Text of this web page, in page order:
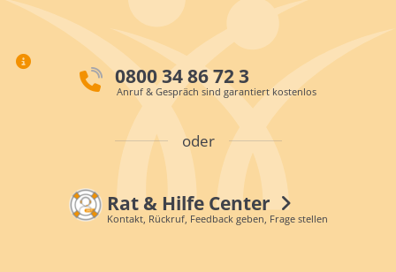
0800 34 86 72 3
Anruf & Gespräch sind garantiert kostenlos
oder
Rat & Hilfe Center
Kontakt, Rückruf, Feedback geben, Frage stellen